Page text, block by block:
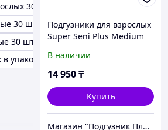
30 штук
30 шт
30 шт
упаковке
Подгузники для взрослых
Super Seni Plus Medium
В наличии
14 950₸
Купить
Магазин "Подгузник Плюс"